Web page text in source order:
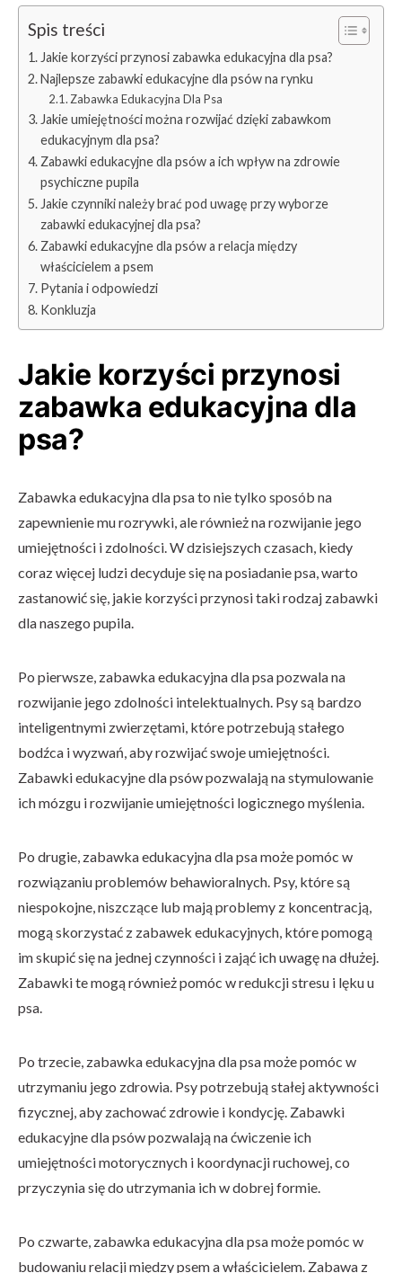
Spis treści
Jakie korzyści przynosi zabawka edukacyjna dla psa?
Najlepsze zabawki edukacyjne dla psów na rynku
Zabawka Edukacyjna Dla Psa
Jakie umiejętności można rozwijać dzięki zabawkom
edukacyjnym dla psa?
Zabawki edukacyjne dla psów a ich wpływ na zdrowie
psychiczne pupila
Jakie czynniki należy brać pod uwagę przy wyborze
zabawki edukacyjnej dla psa?
Zabawki edukacyjne dla psów a relacja między
właścicielem a psem
Pytania i odpowiedzi
Konkluzja
Jakie korzyści przynosi
zabawka edukacyjna dla
psa?
Zabawka edukacyjna dla psa to nie tylko sposób na
zapewnienie mu rozrywki, ale również na rozwijanie jego
umiejętności i zdolności. W dzisiejszych czasach, kiedy
coraz więcej ludzi decyduje się na posiadanie psa, warto
zastanowić się, jakie korzyści przynosi taki rodzaj zabawki
dla naszego pupila.
Po pierwsze, zabawka edukacyjna dla psa pozwala na
rozwijanie jego zdolności intelektualnych. Psy są bardzo
inteligentnymi zwierzętami, które potrzebują stałego
bodźca i wyzwań, aby rozwijać swoje umiejętności.
Zabawki edukacyjne dla psów pozwalają na stymulowanie
ich mózgu i rozwijanie umiejętności logicznego myślenia.
Po drugie, zabawka edukacyjna dla psa może pomóc w
rozwiązaniu problemów behawioralnych. Psy, które są
niespokojne, niszczące lub mają problemy z koncentracją,
mogą skorzystać z zabawek edukacyjnych, które pomogą
im skupić się na jednej czynności i zająć ich uwagę na dłużej.
Zabawki te mogą również pomóc w redukcji stresu i lęku u
psa.
Po trzecie, zabawka edukacyjna dla psa może pomóc w
utrzymaniu jego zdrowia. Psy potrzebują stałej aktywności
fizycznej, aby zachować zdrowie i kondycję. Zabawki
edukacyjne dla psów pozwalają na ćwiczenie ich
umiejętności motorycznych i koordynacji ruchowej, co
przyczynia się do utrzymania ich w dobrej formie.
Po czwarte, zabawka edukacyjna dla psa może pomóc w
budowaniu relacji między psem a właścicielem. Zabawa z